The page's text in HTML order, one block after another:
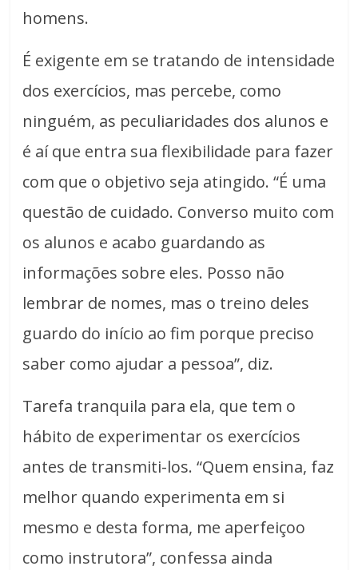
homens.
É exigente em se tratando de intensidade
dos exercícios, mas percebe, como
ninguém, as peculiaridades dos alunos e
é aí que entra sua flexibilidade para fazer
com que o objetivo seja atingido. “É uma
questão de cuidado. Converso muito com
os alunos e acabo guardando as
informações sobre eles. Posso não
lembrar de nomes, mas o treino deles
guardo do início ao fim porque preciso
saber como ajudar a pessoa”, diz.
Tarefa tranquila para ela, que tem o
hábito de experimentar os exercícios
antes de transmiti-los. “Quem ensina, faz
melhor quando experimenta em si
mesmo e desta forma, me aperfeiçoo
como instrutora”, confessa ainda